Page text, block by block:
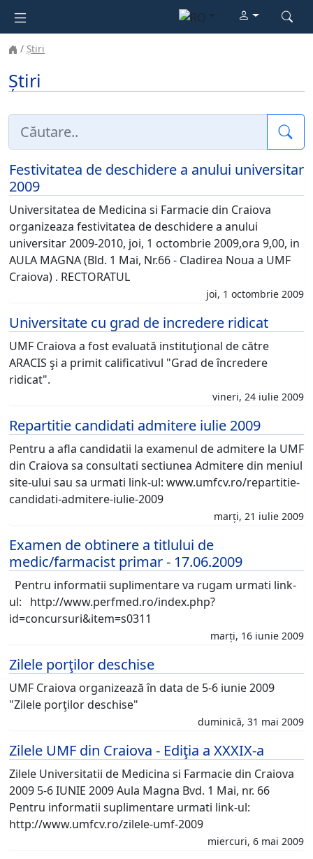
Știri
Știri
Festivitatea de deschidere a anului universitar
2009
Universitatea de Medicina si Farmacie din Craiova
organizeaza festivitatea de deschidere a anului
universitar 2009-2010, joi, 1 octombrie 2009,ora 9,00, in
AULA MAGNA (Bld. 1 Mai, Nr.66 - Cladirea Noua a UMF
Craiova) . RECTORATUL
joi, 1 octombrie 2009
Universitate cu grad de incredere ridicat
UMF Craiova a fost evaluată instituţional de către
ARACIS şi a primit calificativul "Grad de încredere
ridicat".
vineri, 24 iulie 2009
Repartitie candidati admitere iulie 2009
Pentru a afla candidatii la examenul de admitere la UMF
din Craiova sa consultati sectiunea Admitere din meniul
site-ului sau sa urmati link-ul: www.umfcv.ro/repartitie-
candidati-admitere-iulie-2009
marți, 21 iulie 2009
Examen de obtinere a titlului de
medic/farmacist primar - 17.06.2009
Pentru informatii suplimentare va rugam urmati link-
ul: http://www.perfmed.ro/index.php?
id=concursuri&item=s0311
marți, 16 iunie 2009
Zilele porţilor deschise
UMF Craiova organizează în data de 5-6 iunie 2009
"Zilele porţilor deschise"
duminică, 31 mai 2009
Zilele UMF din Craiova - Ediţia a XXXIX-a
Zilele Universitatii de Medicina si Farmacie din Craiova
2009 5-6 IUNIE 2009 Aula Magna Bvd. 1 Mai, nr. 66
Pentru informatii suplimentare urmati link-ul:
http://www.umfcv.ro/zilele-umf-2009
miercuri, 6 mai 2009